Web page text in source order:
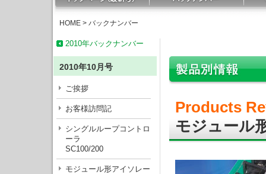
HOME > バックナンバー
2010年バックナンバー
2010年10月号
ご挨拶
お客様訪問記
シングルループコントロ
ーラ
SC100/200
モジュール形アイソレー
Products
モジュール